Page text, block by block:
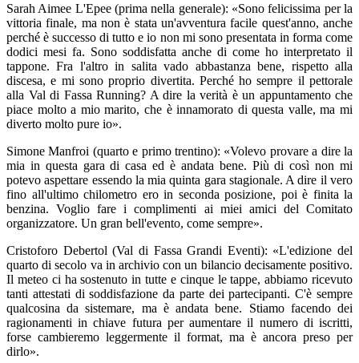
Sarah Aimee L'Epee (prima nella generale): «Sono felicissima per la
vittoria finale, ma non è stata un'avventura facile quest'anno, anche
perché è successo di tutto e io non mi sono presentata in forma come
dodici mesi fa. Sono soddisfatta anche di come ho interpretato il
tappone. Fra l'altro in salita vado abbastanza bene, rispetto alla
discesa, e mi sono proprio divertita. Perché ho sempre il pettorale
alla Val di Fassa Running? A dire la verità è un appuntamento che
piace molto a mio marito, che è innamorato di questa valle, ma mi
diverto molto pure io».
Simone Manfroi (quarto e primo trentino): «Volevo provare a dire la
mia in questa gara di casa ed è andata bene. Più di così non mi
potevo aspettare essendo la mia quinta gara stagionale. A dire il vero
fino all'ultimo chilometro ero in seconda posizione, poi è finita la
benzina. Voglio fare i complimenti ai miei amici del Comitato
organizzatore. Un gran bell'evento, come sempre».
Cristoforo Debertol (Val di Fassa Grandi Eventi): «L'edizione del
quarto di secolo va in archivio con un bilancio decisamente positivo.
Il meteo ci ha sostenuto in tutte e cinque le tappe, abbiamo ricevuto
tanti attestati di soddisfazione da parte dei partecipanti. C'è sempre
qualcosina da sistemare, ma è andata bene. Stiamo facendo dei
ragionamenti in chiave futura per aumentare il numero di iscritti,
forse cambieremo leggermente il format, ma è ancora preso per
dirlo».